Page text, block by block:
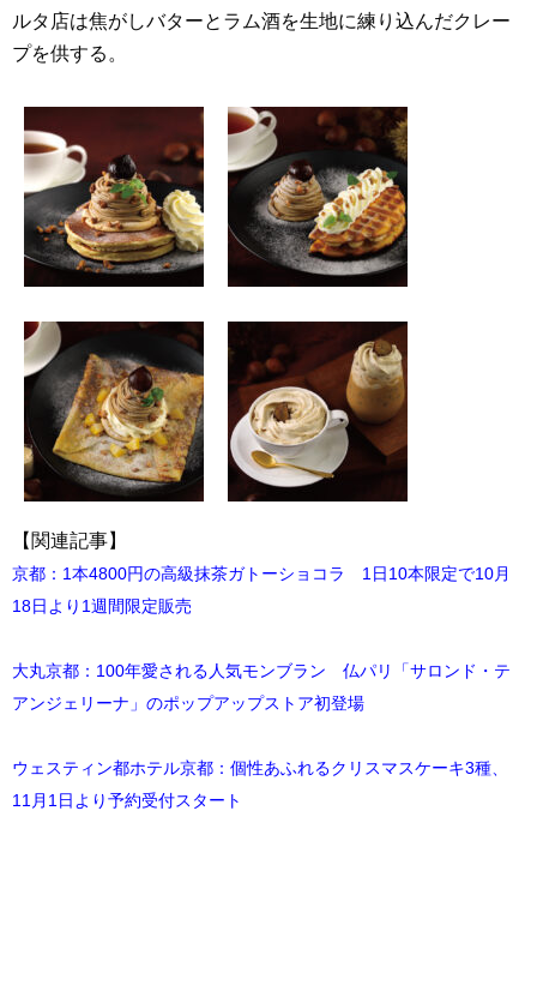
ルタ店は焦がしバターとラム酒を生地に練り込んだクレー
プを供する。
【関連記事】
京都：1本4800円の高級抹茶ガトーショコラ 1日10本限定で10月
18日より1週間限定販売
大丸京都：100年愛される人気モンブラン 仏パリ「サロンド・テ
アンジェリーナ」のポップアップストア初登場
ウェスティン都ホテル京都：個性あふれるクリスマスケーキ3種、
11月1日より予約受付スタート